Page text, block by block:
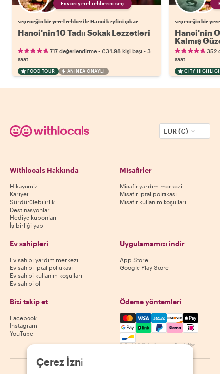
Favori yerel rehberini seç
seçeceğin bir yerel rehber ile Hanoi keyfini çıkar
Hanoi'nin 10 Tadı: Sokak Lezzetleri
717 değerlendirme • €34.98 kişi başı • 3
saat
FOOD TOUR ANINDA ONAYLI
seçeceğin bir
Hanoi'nin
Kalmış
352
saat
CITY
EUR (€)
Withlocals Hakkında
Hikayemiz
Kariyer
Sürdürülebilirlik
Destinasyonlar
Hediye kuponları
İş birliği yap
Misafirler
Misafir yardım merkezi
Misafir iptal politikası
Misafir kullanım koşulları
Ev sahipleri
Ev sahibi yardım merkezi
Ev sahibi iptal politikası
Ev sahibi kullanım koşulları
Ev sahibi ol
Uygulamamızı indir
App Store
Google Play Store
Bizi takip et
Facebook
Instagram
YouTube
Ödeme yöntemleri
Mastercard, Visa, Amex,
Kullanılabilirlik destinasyona göre değişir
Çerez İzni